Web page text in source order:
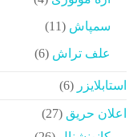
سمپاش 11
11
علف تراش 6
6
استابلایزر
6
6
اعلان حریق 27
27
محصولات